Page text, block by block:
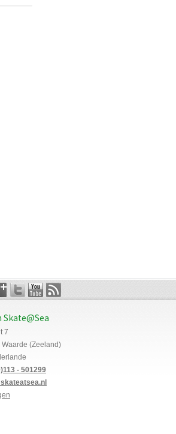
Skate@Sea
7
Waarde (Zeeland)
- 501299